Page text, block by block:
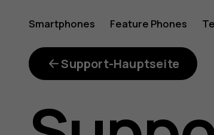
Why
was
Smartphones Feature Phones
Mein Konto
Support-Hauptseite